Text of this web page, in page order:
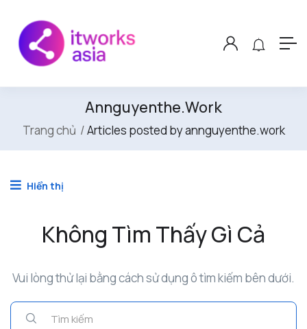
Annguyenthe.work
Trang chủ Articles posted by annguyenthe.work
Hiển thị
Không Tìm Thấy Gì Cả
Vui lòng thử lại bằng cách sử dụng ô tìm kiếm bên dưới.